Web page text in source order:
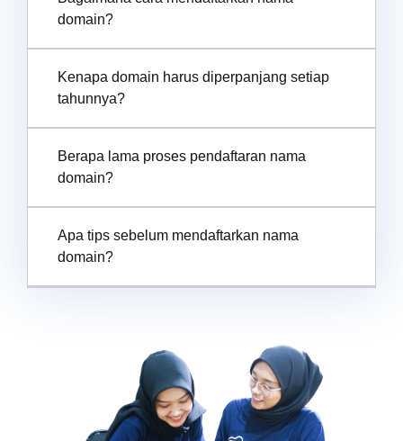
domain?
Kenapa domain harus diperpanjang setiap
tahunnya?
Berapa lama proses pendaftaran nama
domain?
Apa tips sebelum mendaftarkan nama
domain?